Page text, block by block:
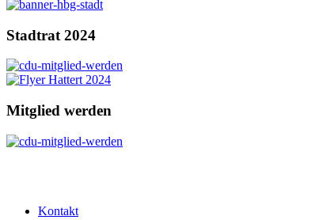
Stadtrat 2024
Mitglied werden
Kontakt